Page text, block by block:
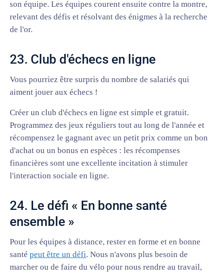
son équipe. Les équipes courent ensuite contre la montre,
relevant des défis et résolvant des énigmes à la recherche
de l'or.
23. Club d'échecs en ligne
Vous pourriez être surpris du nombre de salariés qui
aiment jouer aux échecs !
Créer un club d'échecs en ligne est simple et gratuit.
Programmez des jeux réguliers tout au long de l'année et
récompensez le gagnant avec un petit prix comme un bon
d'achat ou un bonus en espèces : les récompenses
financières sont une excellente incitation à stimuler
l'interaction sociale en ligne.
24. Le défi « En bonne santé
ensemble »
Pour les équipes à distance, rester en forme et en bonne
santé peut être un défi. Nous n'avons plus besoin de
marcher ou de faire du vélo pour nous rendre au travail,